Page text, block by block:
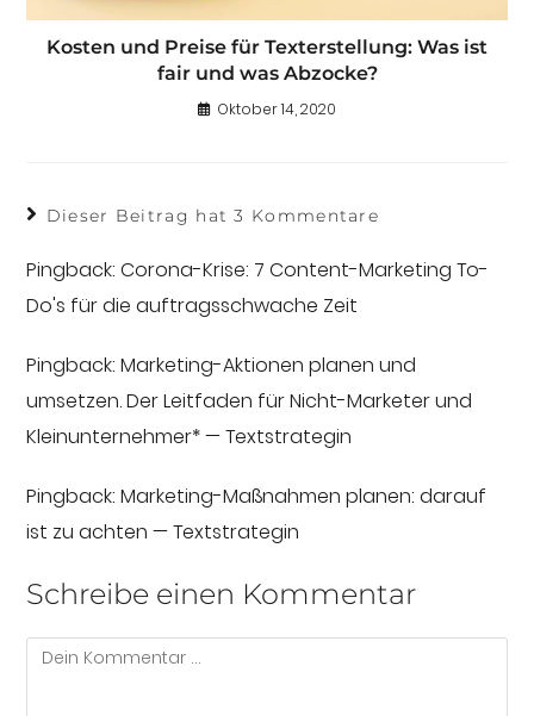
Kosten und Preise für Texterstellung: Was ist
fair und was Abzocke?
Oktober 14, 2020
Dieser Beitrag hat 3 Kommentare
Pingback:Corona-Krise: 7 Content-Marketing To-
Do's für die auftragsschwache Zeit
Pingback:Marketing-Aktionen planen und
umsetzen. Der Leitfaden für Nicht-Marketer und
Kleinunternehmer* — Textstrategin
Pingback:Marketing-Maßnahmen planen: darauf
ist zu achten — Textstrategin
Schreibe einen Kommentar